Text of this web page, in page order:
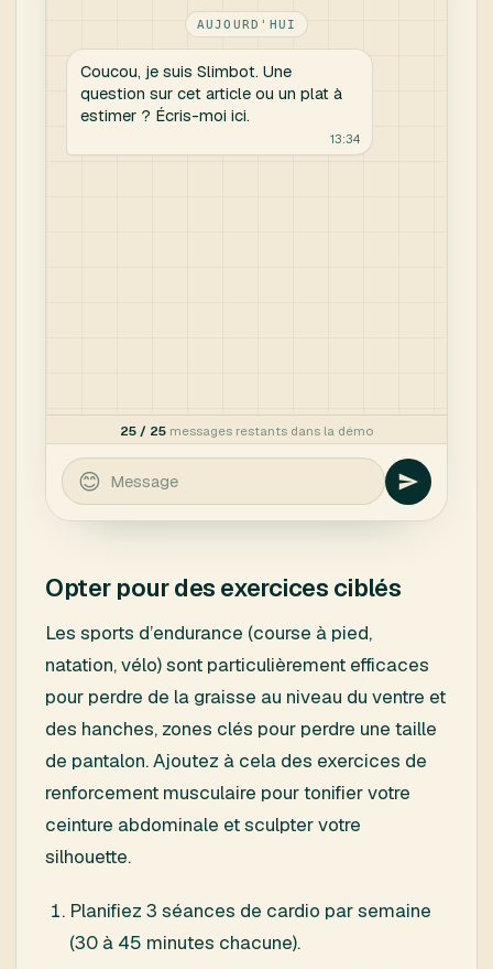
Opter pour des exercices ciblés
Les sports d’endurance (course à pied,
natation, vélo) sont particulièrement efficaces
pour perdre de la graisse au niveau du ventre et
des hanches, zones clés pour perdre une taille
de pantalon. Ajoutez à cela des exercices de
renforcement musculaire pour tonifier votre
ceinture abdominale et sculpter votre
silhouette.
Planifiez 3 séances de cardio par semaine
(30 à 45 minutes chacune).